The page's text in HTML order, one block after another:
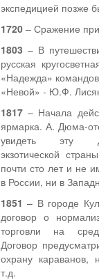
экспедицией позже
1720– Сражение
1803 – В
русская
«Надежда»
«Невой» - Ю.Ф.
1817– Начала
ярмарка. А. Дюма-
увидеть эту
экзотической
почти сто лет и не
в России, ни в
1851 – В городе
договор о
торговли на
Договор
охрану караванов,
т.д.